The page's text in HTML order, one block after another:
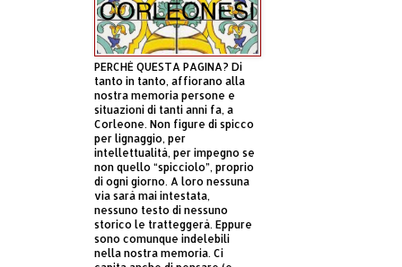
PERCHÈ QUESTA PAGINA? Di
tanto in tanto, affiorano alla
nostra memoria persone e
situazioni di tanti anni fa, a
Corleone. Non figure di spicco
per lignaggio, per
intellettualità, per impegno se
non quello “spicciolo”, proprio
di ogni giorno. A loro nessuna
via sarà mai intestata,
nessuno testo di nessuno
storico le tratteggerà. Eppure
sono comunque indelebili
nella nostra memoria. Ci